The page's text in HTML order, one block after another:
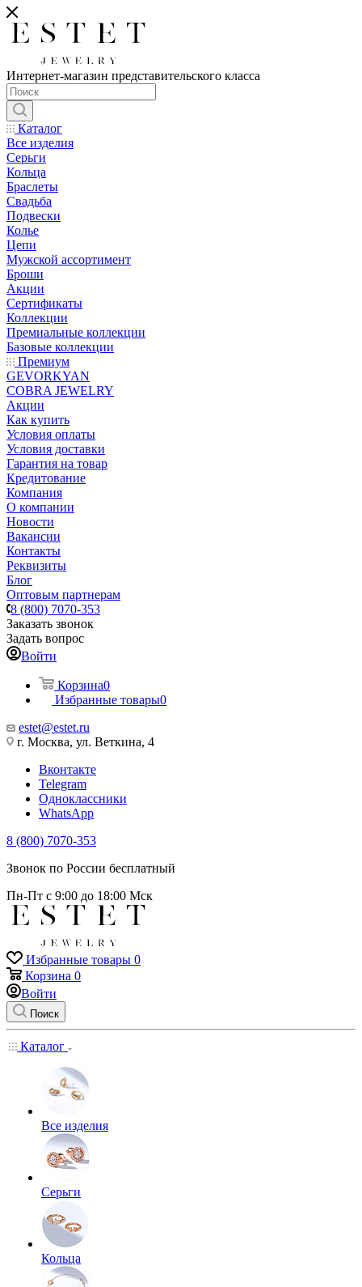
Интернет-магазин представительского класса
Каталог
Все изделия
Серьги
Кольца
Браслеты
Свадьба
Подвески
Колье
Цепи
Мужской ассортимент
Броши
Акции
Сертификаты
Коллекции
Премиальные коллекции
Базовые коллекции
Премиум
GEVORKYAN
COBRA JEWELRY
Акции
Как купить
Условия оплаты
Условия доставки
Гарантия на товар
Кредитование
Компания
О компании
Новости
Вакансии
Контакты
Реквизиты
Блог
Оптовым партнерам
8 (800) 7070-353
Заказать звонок
Задать вопрос
Войти
Корзина0
Избранные товары0
estet@estet.ru
г. Москва, ул. Веткина, 4
Вконтакте
Telegram
Одноклассники
WhatsApp
8 (800) 7070-353
Звонок по России бесплатный
Пн-Пт с 9:00 до 18:00 Мск
Избранные товары 0
Корзина 0
Войти
Поиск
Каталог
Все изделия
Серьги
Кольца